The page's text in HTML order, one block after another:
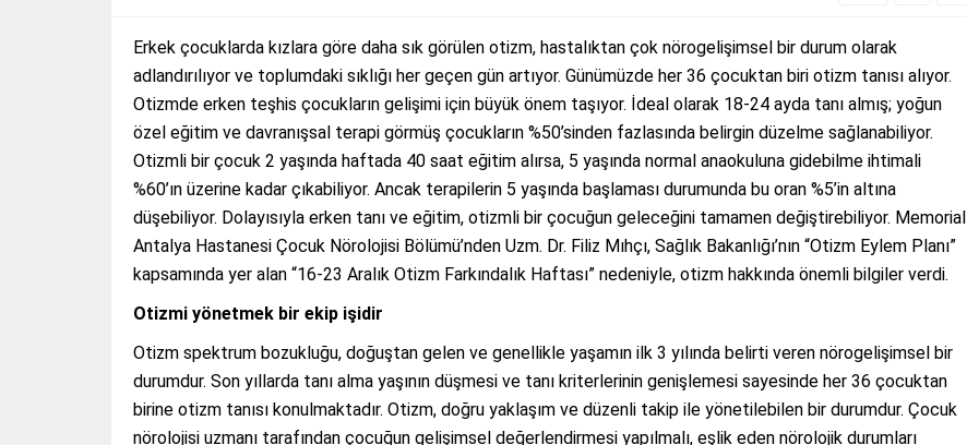
Erkek çocuklarda kızlara göre daha sık görülen otizm, hastalıktan çok nörogelişimsel bir durum olarak
adlandırılıyor ve toplumdaki sıklığı her geçen gün artıyor. Günümüzde her 36 çocuktan biri otizm tanısı alıyor.
Otizmde erken teşhis çocukların gelişimi için büyük önem taşıyor. İdeal olarak 18-24 ayda tanı almış; yoğun
özel eğitim ve davranışsal terapi görmüş çocukların %50’sinden fazlasında belirgin düzelme sağlanabiliyor.
Otizmli bir çocuk 2 yaşında haftada 40 saat eğitim alırsa, 5 yaşında normal anaokuluna gidebilme ihtimali
%60’ın üzerine kadar çıkabiliyor. Ancak terapilerin 5 yaşında başlaması durumunda bu oran %5’in altına
düşebiliyor. Dolayısıyla erken tanı ve eğitim, otizmli bir çocuğun geleceğini tamamen değiştirebiliyor. Memorial
Antalya Hastanesi Çocuk Nörolojisi Bölümü’nden Uzm. Dr. Filiz Mıhçı, Sağlık Bakanlığı’nın “Otizm Eylem Planı”
kapsamında yer alan “16-23 Aralık Otizm Farkındalık Haftası” nedeniyle, otizm hakkında önemli bilgiler verdi.
Otizmi yönetmek bir ekip işidir
Otizm spektrum bozukluğu, doğuştan gelen ve genellikle yaşamın ilk 3 yılında belirti veren nörogelişimsel bir
durumdur. Son yıllarda tanı alma yaşının düşmesi ve tanı kriterlerinin genişlemesi sayesinde her 36 çocuktan
birine otizm tanısı konulmaktadır. Otizm, doğru yaklaşım ve düzenli takip ile yönetilebilen bir durumdur. Çocuk
nörolojisi uzmanı tarafından çocuğun gelişimsel değerlendirmesi yapılmalı, eşlik eden nörolojik durumları